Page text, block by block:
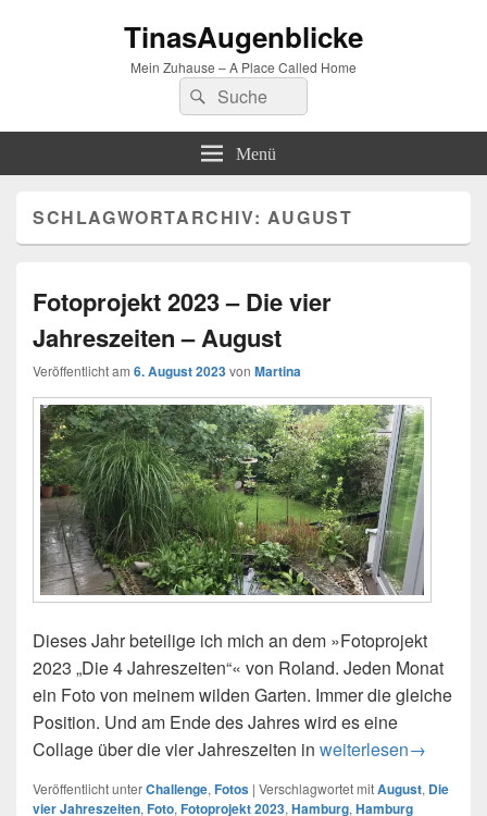
TinasAugenblicke
Mein Zuhause – A Place Called Home
Suchen
nach:
Suchen
Menü
SCHLAGWORTARCHIV: AUGUST
Fotoprojekt 2023 – Die vier
Jahreszeiten – August
Veröffentlicht am 6. August 2023von Martina
Dieses Jahr beteilige ich mich an dem »Fotoprojekt
2023 „Die 4 Jahreszeiten“« von Roland. Jeden Monat
ein Foto von meinem wilden Garten. Immer die gleiche
Position. Und am Ende des Jahres wird es eine
Collage über die vier Jahreszeiten in Fotoprojekt 2023 –
weiterlesen→
Veröffentlicht unterChallenge,Fotos | Verschlagwortet mitAugust, Die
vier Jahreszeiten,Foto,Fotoprojekt 2023,Hamburg,Hamburg